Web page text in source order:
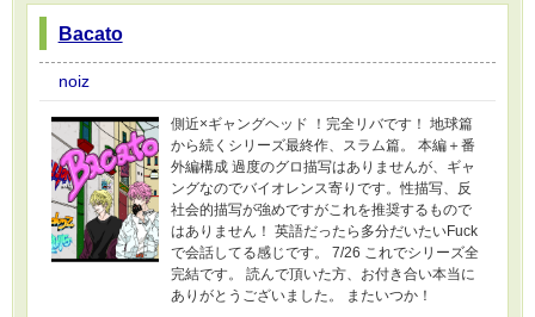
Bacato
noiz
側近×ギャングヘッド ！完全リバです！ 地球篇
から続くシリーズ最終作、スラム篇。 本編＋番
外編構成 過度のグロ描写はありませんが、ギャ
ングなのでバイオレンス寄りです。性描写、反
社会的描写が強めですがこれを推奨するもので
はありません！ 英語だったら多分だいたいFuck
で会話してる感じです。 7/26 これでシリーズ全
完結です。 読んで頂いた方、お付き合い本当に
ありがとうございました。 またいつか！